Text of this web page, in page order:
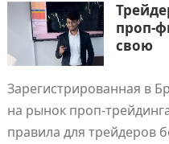
проп-
свою
Зарегистрированная в
на рынок проп-
правила для трейдеров